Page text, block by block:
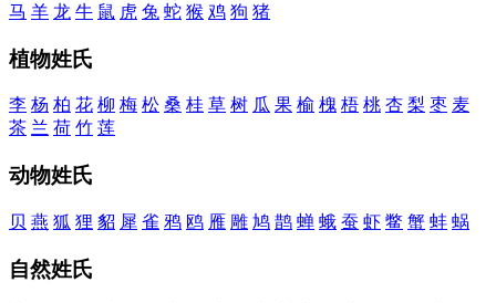
马 羊 龙 牛 鼠 虎 兔 蛇 猴 鸡 狗 猪
植物姓氏
李 杨 柏 花 柳 梅 松 桑 桂 草 树 瓜 果 榆 槐 梧 桃 杏 梨 枣 麦
茶 兰 荷 竹 莲
动物姓氏
贝 燕 狐 狸 貂 犀 雀 鸦 鸥 雁 雕 鸠 鹊 蝉 蛾 蚕 虾 鳖 蟹 蚌 蜗
自然姓氏